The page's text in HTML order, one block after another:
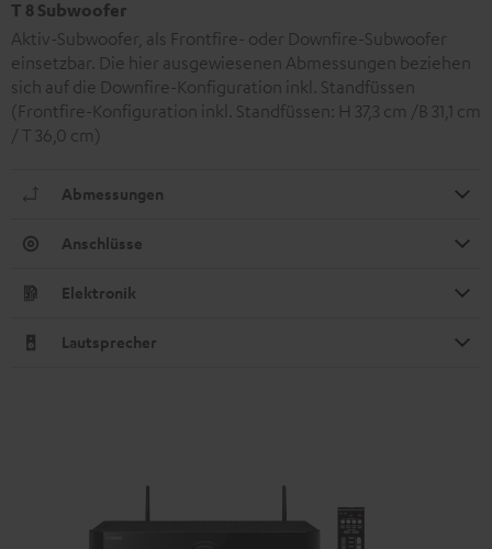
T 8 Subwoofer
Aktiv-Subwoofer, als Frontfire- oder Downfire-Subwoofer
einsetzbar. Die hier ausgewiesenen Abmessungen beziehen
sich auf die Downfire-Konfiguration inkl. Standfüssen
(Frontfire-Konfiguration inkl. Standfüssen: H 37,3 cm /B 31,1 cm
/ T 36,0 cm)
Abmessungen
Anschlüsse
Elektronik
Lautsprecher